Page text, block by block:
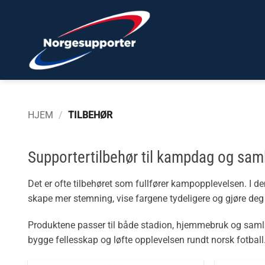
HJEM / TILBEHØR
Supportertilbehør til kampdag og
Det er ofte tilbehøret som fullfører kampopplevelsen. I
skape mer stemning, vise fargene tydeligere og gjøre
Produktene passer til både stadion, hjemmebruk og
bygge fellesskap og løfte opplevelsen rundt norsk fotball.